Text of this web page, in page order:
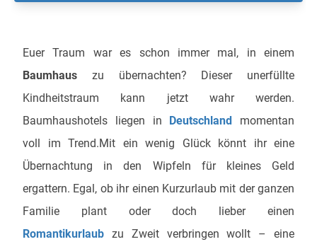
Euer Traum war es schon immer mal, in einem
Baumhaus zu übernachten? Dieser unerfüllte
Kindheitstraum kann jetzt wahr werden.
Baumhaushotels liegen in Deutschland momentan
voll im Trend.Mit ein wenig Glück könnt ihr eine
Übernachtung in den Wipfeln für kleines Geld
ergattern. Egal, ob ihr einen Kurzurlaub mit der ganzen
Familie plant oder doch lieber einen
Romantikurlaub zu Zweit verbringen wollt – eine